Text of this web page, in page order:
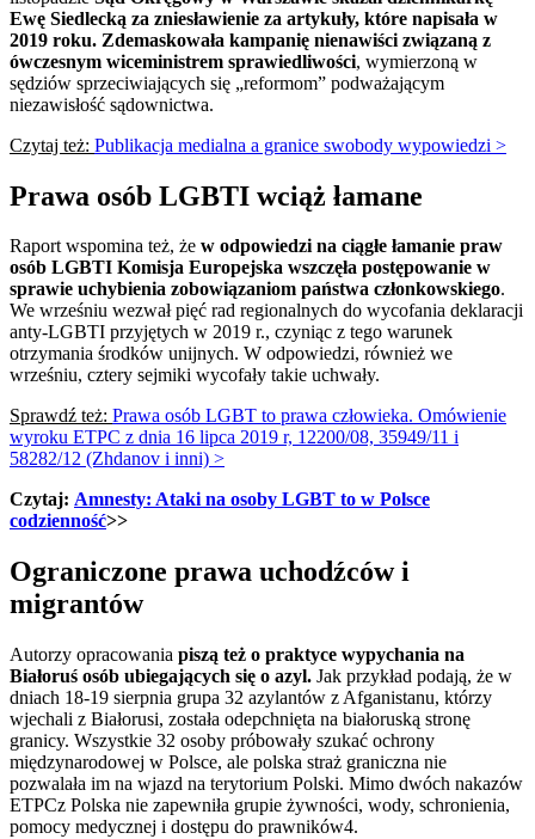
Ewę Siedlecką za zniesławienie za artykuły, które napisała w
2019 roku. Zdemaskowała kampanię nienawiści związaną z
ówczesnym wiceministrem sprawiedliwości, wymierzoną w
sędziów sprzeciwiających się „reformom” podważającym
niezawisłość sądownictwa.
Czytaj też: Publikacja medialna a granice swobody wypowiedzi >
Prawa osób LGBTI wciąż łamane
Raport wspomina też, że w odpowiedzi na ciągłe łamanie praw
osób LGBTI Komisja Europejska wszczęła postępowanie w
sprawie uchybienia zobowiązaniom państwa członkowskiego.
We wrześniu wezwał pięć rad regionalnych do wycofania deklaracji
anty-LGBTI przyjętych w 2019 r., czyniąc z tego warunek
otrzymania środków unijnych. W odpowiedzi, również we
wrześniu, cztery sejmiki wycofały takie uchwały.
Sprawdź też: Prawa osób LGBT to prawa człowieka. Omówienie
wyroku ETPC z dnia 16 lipca 2019 r, 12200/08, 35949/11 i
58282/12 (Zhdanov i inni) >
Czytaj: Amnesty: Ataki na osoby LGBT to w Polsce
codzienność>>
Ograniczone prawa uchodźców i
migrantów
Autorzy opracowania piszą też o praktyce wypychania na
Białoruś osób ubiegających się o azyl. Jak przykład podają, że w
dniach 18-19 sierpnia grupa 32 azylantów z Afganistanu, którzy
wjechali z Białorusi, została odepchnięta na białoruską stronę
granicy. Wszystkie 32 osoby próbowały szukać ochrony
międzynarodowej w Polsce, ale polska straż graniczna nie
pozwalała im na wjazd na terytorium Polski. Mimo dwóch nakazów
ETPCz Polska nie zapewniła grupie żywności, wody, schronienia,
pomocy medycznej i dostępu do prawników4.